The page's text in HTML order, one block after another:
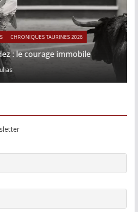
CHRONIQUES TAURINES 2026
: le courage immobile